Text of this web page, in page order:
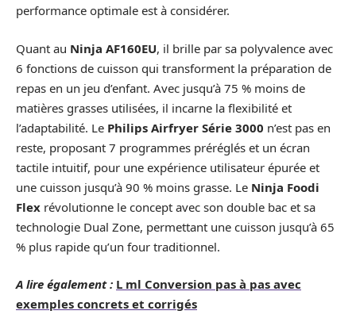
performance optimale est à considérer.
Quant au Ninja ‎AF160EU, il brille par sa polyvalence avec
6 fonctions de cuisson qui transforment la préparation de
repas en un jeu d’enfant. Avec jusqu’à 75 % moins de
matières grasses utilisées, il incarne la flexibilité et
l’adaptabilité. Le Philips Airfryer Série 3000 n’est pas en
reste, proposant 7 programmes préréglés et un écran
tactile intuitif, pour une expérience utilisateur épurée et
une cuisson jusqu’à 90 % moins grasse. Le Ninja Foodi
Flex révolutionne le concept avec son double bac et sa
technologie Dual Zone, permettant une cuisson jusqu’à 65
% plus rapide qu’un four traditionnel.
A lire également : L ml Conversion pas à pas avec
exemples concrets et corrigés